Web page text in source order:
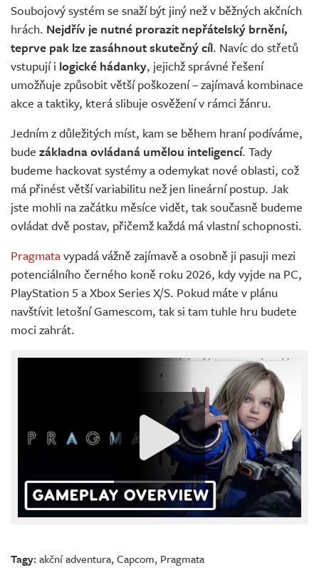
Soubojový systém se snaží být jiný než v běžných akčních
hrách. Nejdřív je nutné prorazit nepřátelský brnění,
teprve pak lze zasáhnout skutečný cíl. Navíc do střetů
vstupují i logické hádanky, jejichž správné řešení
umožňuje způsobit větší poškození – zajímavá kombinace
akce a taktiky, která slibuje osvěžení v rámci žánru.
Jedním z důležitých míst, kam se během hraní podíváme,
bude základna ovládaná umělou inteligencí. Tady
budeme hackovat systémy a odemykat nové oblasti, což
má přinést větší variabilitu než jen lineární postup. Jak
jste mohli na začátku měsíce vidět, tak současně budeme
ovládat dvě postav, přičemž každá má vlastní schopnosti.
Pragmatavypadá vážně zajímavě a osobně ji pasuji mezi
potenciálního černého koně roku 2026, kdy vyjde na PC,
PlayStation 5 a Xbox Series X/S. Pokud máte v plánu
navštívit letošní Gamescom, tak si tam tuhle hru budete
moci zahrát.
Tagy:akční adventura,Capcom, Pragmata